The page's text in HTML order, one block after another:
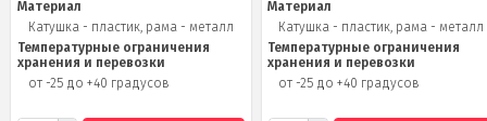
Материал
Катушка - пластик, рама - металл
Температурные ограничения
хранения и перевозки
от -25 до +40 градусов
Материал
Катушка - пластик, рама - металл
Температурные ограничения
хранения и перевозки
от -25 до +40 градусов